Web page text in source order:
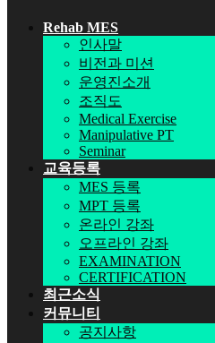
Rehab MES
인사말
비전과 미션
운영진소개
조직도
Medical Exercise
Manipulative PT
Seminar
교육등록
MES 등록
MPT 등록
온라인 강좌
오프라인 강좌
EXAMINATION
CERTIFICATION
최근소식
커뮤니티
공지사항